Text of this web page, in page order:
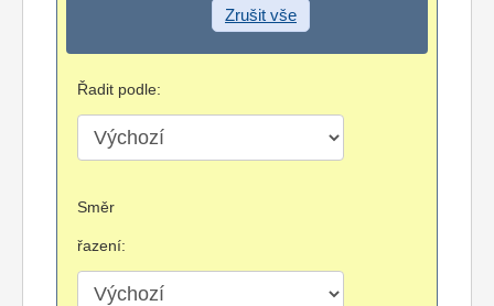
Zrušit vše
Řadit podle:
Směr
řazení: